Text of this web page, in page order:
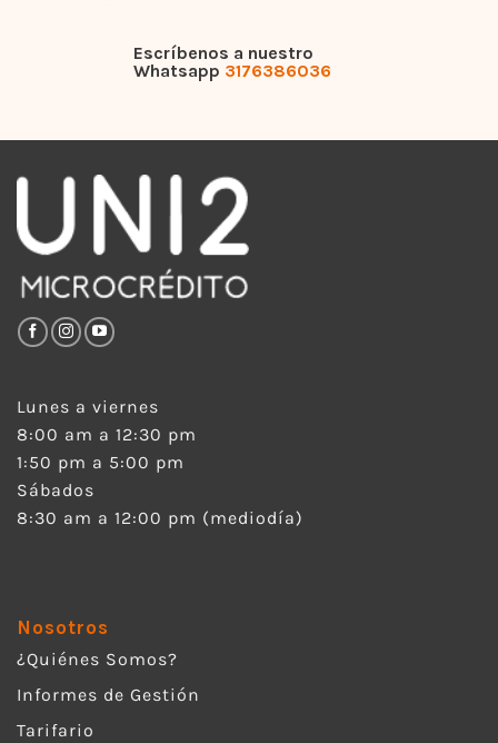
Escríbenos a nuestro
Whatsapp 3176386036
Lunes a viernes
8:00 am a 12:30 pm
1:50 pm a 5:00 pm
Sábados
8:30 am a 12:00 pm (mediodía)
Nosotros
¿Quiénes Somos?
Informes de Gestión
Tarifario